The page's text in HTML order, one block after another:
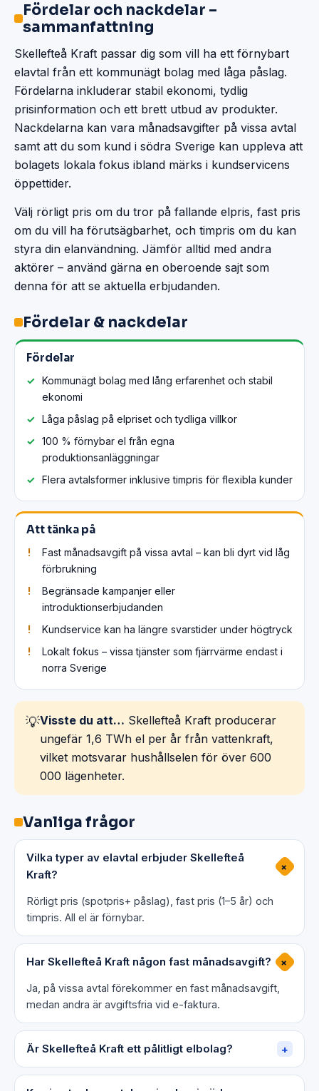
Fördelar och nackdelar –
sammanfattning
Skellefteå Kraft passar dig som vill ha ett förnybart
elavtal från ett kommunägt bolag med låga påslag.
Fördelarna inkluderar stabil ekonomi, tydlig
prisinformation och ett brett utbud av produkter.
Nackdelarna kan vara månadsavgifter på vissa avtal
samt att du som kund i södra Sverige kan uppleva att
bolagets lokala fokus ibland märks i kundservicens
öppettider.
Välj rörligt pris om du tror på fallande elpris, fast pris
om du vill ha förutsägbarhet, och timpris om du kan
styra din elanvändning. Jämför alltid med andra
aktörer – använd gärna en oberoende sajt som
denna för att se aktuella erbjudanden.
Fördelar & nackdelar
Fördelar
Kommunägt bolag med lång erfarenhet och stabil
ekonomi
Låga påslag på elpriset och tydliga villkor
100 % förnybar el från egna
produktionsanläggningar
Flera avtalsformer inklusive timpris för flexibla kunder
Att tänka på
Fast månadsavgift på vissa avtal – kan bli dyrt vid låg
förbrukning
Begränsade kampanjer eller
introduktionserbjudanden
Kundservice kan ha längre svarstider under högtryck
Lokalt fokus – vissa tjänster som fjärrvärme endast i
norra Sverige
💡Visste du att… Skellefteå Kraft producerar
ungefär 1,6 TWh el per år från vattenkraft,
vilket motsvarar hushållselen för över 600
000 lägenheter.
Vanliga frågor
Vilka typer av elavtal erbjuder Skellefteå
Kraft?
+
Rörligt pris (spotpris+ påslag), fast pris (1–5 år) och
timpris. All el är förnybar.
Har Skellefteå Kraft någon fast månadsavgift? +
Ja, på vissa avtal förekommer en fast månadsavgift,
medan andra är avgiftsfria vid e-faktura.
Är Skellefteå Kraft ett pålitligt elbolag? +